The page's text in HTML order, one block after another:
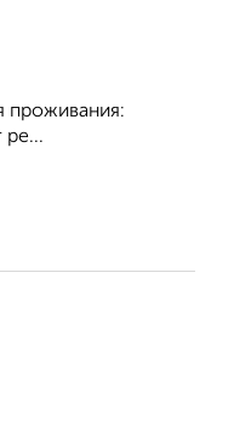
проживания:
ре...